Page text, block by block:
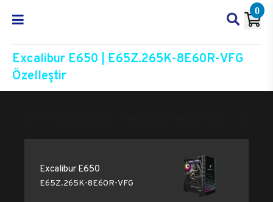
0
Excalibur E650 | E65Z.265K-8E60R-VFG
Özelleştir
Excalibur E650
E65Z.265K-8E60R-VFG